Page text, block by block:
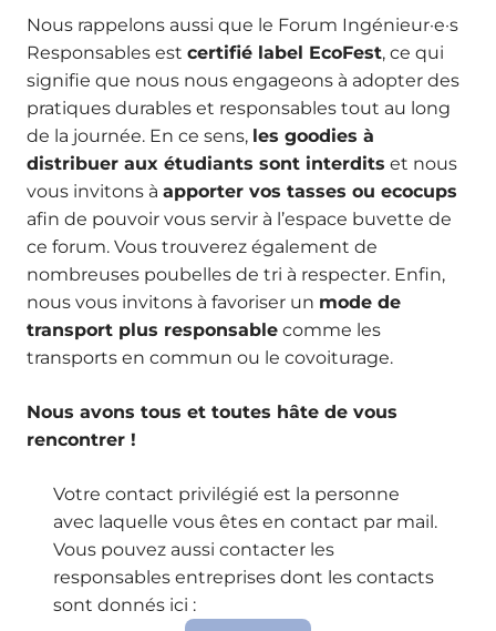
Nous rappelons aussi que le Forum Ingénieur·e·s
Responsables est certifié label EcoFest, ce qui
signifie que nous nous engageons à adopter des
pratiques durables et responsables tout au long
de la journée. En ce sens, les goodies à
distribuer aux étudiants sont interdits et nous
vous invitons à apporter vos tasses ou ecocups
afin de pouvoir vous servir à l’espace buvette de
ce forum. Vous trouverez également de
nombreuses poubelles de tri à respecter. Enfin,
nous vous invitons à favoriser un mode de
transport plus responsable comme les
transports en commun ou le covoiturage.
Nous avons tous et toutes hâte de vous
rencontrer !
Votre contact privilégié est la personne
avec laquelle vous êtes en contact par mail.
Vous pouvez aussi contacter les
responsables entreprises dont les contacts
sont donnés ici :